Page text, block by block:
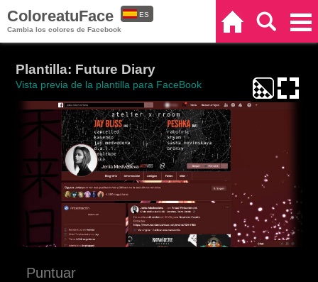
ColoreatuFace
Cambia los colores de Facebook
ES
Plantilla: Future Diary
Vista previa de la plantilla para FaceBook
Puntuar